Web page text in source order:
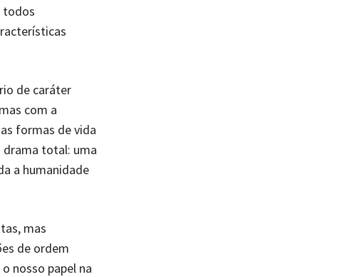
todos
de caráter
com a
formas de vida
drama total: uma
a humanidade
mas
de ordem
nosso papel na